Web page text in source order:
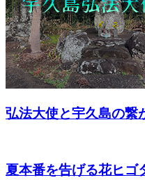
弘法大使と宇久島の繋
夏本番を告げる花ヒゴ